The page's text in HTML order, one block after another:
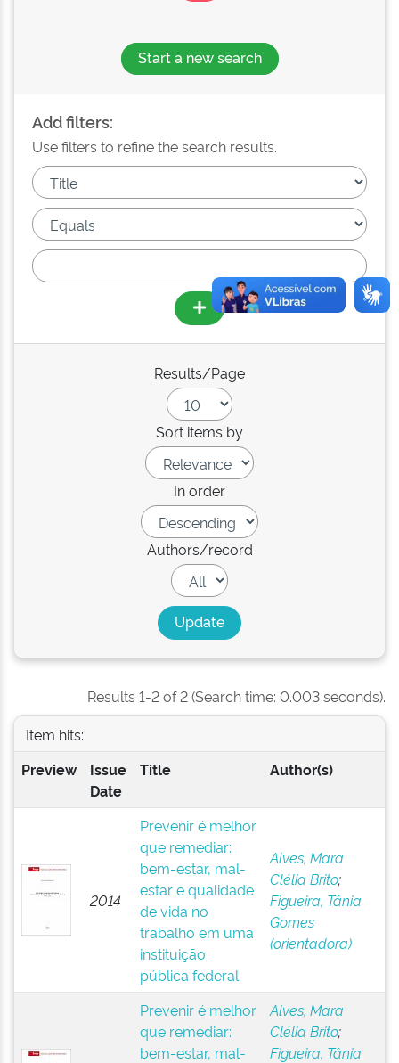
Start a new search
Add filters:
Use filters to refine the search results.
Results/Page
Sort items by
In order
Authors/record
Results 1-2 of 2 (Search time: 0.003 seconds).
Item hits:
Preview
Issue
Date
Title Author(s)
2014
Prevenir é melhor
que remediar:
bem-estar, mal-
estar e qualidade
de vida no
trabalho em uma
instituição
pública federal
Alves, Mara
Clélia Brito;
Figueira, Tânia
Gomes
(orientadora)
Prevenir é melhor
que remediar:
bem-estar, mal-
Alves, Mara
Clélia Brito;
Figueira, Tânia